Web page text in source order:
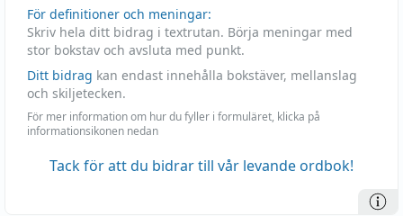
För definitioner och meningar:
Skriv hela ditt bidrag i textrutan. Börja meningar med
stor bokstav och avsluta med punkt.
Ditt bidrag kan endast innehålla bokstäver, mellanslag
och skiljetecken.
För mer information om hur du fyller i formuläret, klicka på
informationsikonen nedan
Tack för att du bidrar till vår levande ordbok!